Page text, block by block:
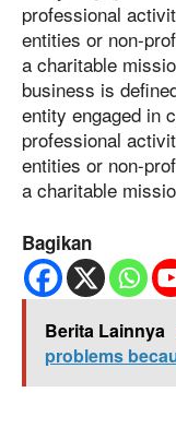
professional
entities or non-
a charitable
business is
entity engaged in
professional
entities or non-
a charitable
Bagikan
Berita Lainnya
problems